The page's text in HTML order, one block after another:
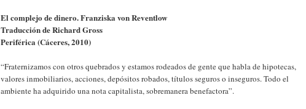
El complejo de dinero. Franziska von Reventlow
Traducción de Richard Gross
Periférica (Cáceres, 2010)
“Fraternizamos con otros quebrados y estamos rodeados de gente que habla de hipotecas,
valores inmobiliarios, acciones, depósitos robados, títulos seguros o inseguros. Todo el
ambiente ha adquirido una nota capitalista, sobremanera benefactora”.